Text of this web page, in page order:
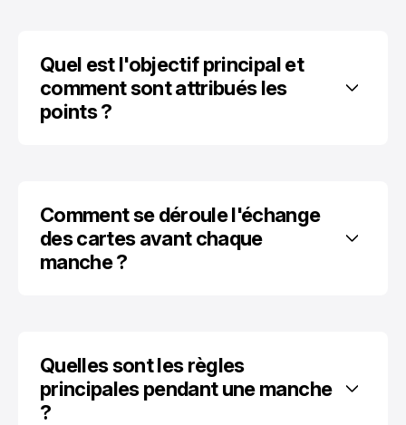
Quel est l'objectif principal et
comment sont attribués les
points ?
Comment se déroule l'échange
des cartes avant chaque
manche ?
Quelles sont les règles
principales pendant une manche
?